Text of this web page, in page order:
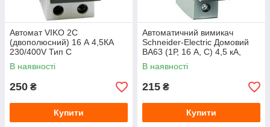
Автомат VIKO 2С
(двополюсний) 16 А 4,5КА
230/400V Тип С
В наявності
250 ₴
Купити
Автоматичний вимикач
Schneider-Electric Домовий
ВА63 (1Р, 16 А, C) 4,5 кА,
11203
В наявності
215 ₴
Купити